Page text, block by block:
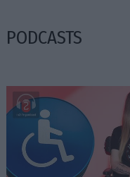
PODCASTS